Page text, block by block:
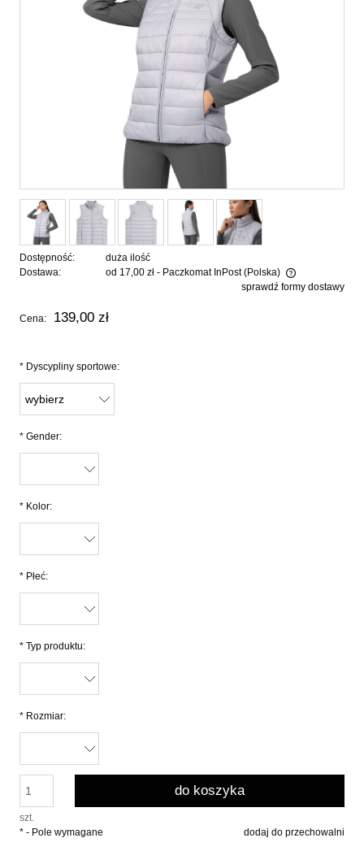
Dostępność:
duża ilość
Dostawa:
od 17,00 zł - Paczkomat InPost (Polska)
Cena nie zawiera ewentualnych kosztów płatnościsprawdź formy dostawy
Cena: 139,00 zł
* Dyscypliny sportowe:
* Gender:
* Kolor:
* Płeć:
* Typ produktu:
* Rozmiar:
szt.
do koszyka
dodaj do przechowalni
* - Pole wymagane